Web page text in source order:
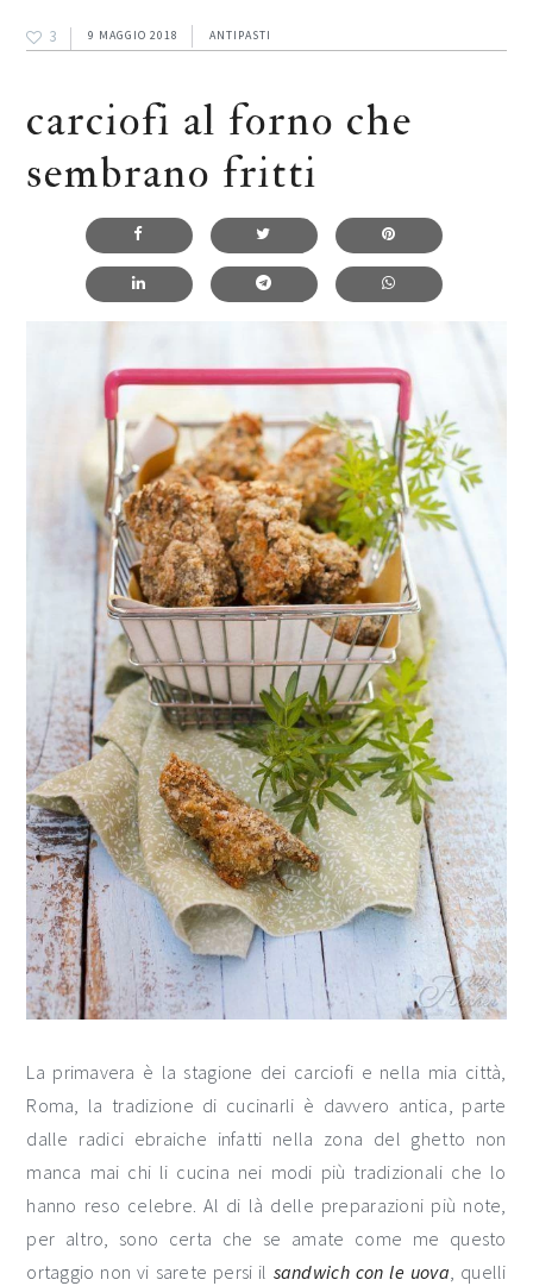
3 9 MAGGIO 2018 ANTIPASTI
carciofi al forno che
sembrano fritti
La primavera è la stagione dei carciofi e nella mia città,
Roma, la tradizione di cucinarli è davvero antica, parte
dalle radici ebraiche infatti nella zona del ghetto non
manca mai chi li cucina nei modi più tradizionali che lo
hanno reso celebre. Al di là delle preparazioni più note,
per altro, sono certa che se amate come me questo
ortaggio non vi sarete persi il sandwich con le uova, quelli